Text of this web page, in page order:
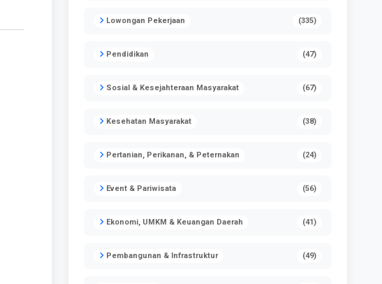
Lowongan Pekerjaan (335)
Pendidikan (47)
Sosial & Kesejahteraan Masyarakat (67)
Kesehatan Masyarakat (38)
Pertanian, Perikanan, & Peternakan (24)
Event & Pariwisata (56)
Ekonomi, UMKM & Keuangan Daerah (41)
Pembangunan & Infrastruktur (49)